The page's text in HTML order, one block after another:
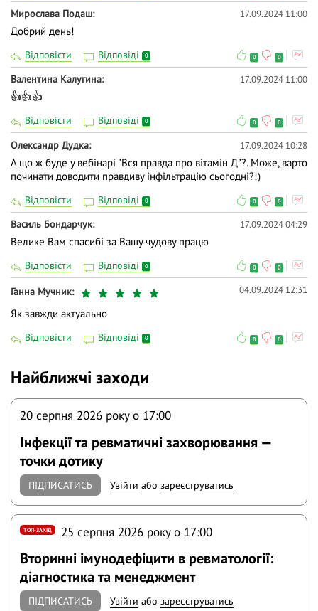
Мирослава Подаш 17.09.2024 11:00
Добрий день!
Відповісти Відповіді 0 0 0
Валентина Калугина 17.09.2024 11:00
👍👍👍
Відповісти Відповіді 0 0 0
Олександр Дудка 17.09.2024 10:28
А що ж буде у вебінарі "Вся правда про вітамін Д"?. Може, варто
починати доводити правдиву інфільтрацію сьогодні?!)
Відповісти Відповіді 0 0 0
Василь Бондарчук 17.09.2024 04:29
Велике Вам спасибі за Вашу чудову працю
Відповісти Відповіді 0 0 0
Ганна Мучник 04.09.2024 12:31
Як завжди актуально
Відповісти Відповіді 0 0 0
Найближчі заходи
20 серпня 2026 року o 17:00
Інфекції та ревматичні захворювання —
точки дотику
ПІДПИСАТИСЬ Увійти абозареєструватись
ТОП-ЗАХІД 25 серпня 2026 року o 17:00
Вторинні імунодефіцити в ревматології:
діагностика та менеджмент
ПІДПИСАТИСЬ Увійти абозареєструватись